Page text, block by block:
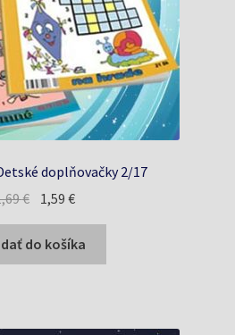
doplňovačky 2/17
€ Pôvodná
cena
bola:
1,69 €.
1,59€Aktuálna
cena
je:
1,59 €.
do košíka